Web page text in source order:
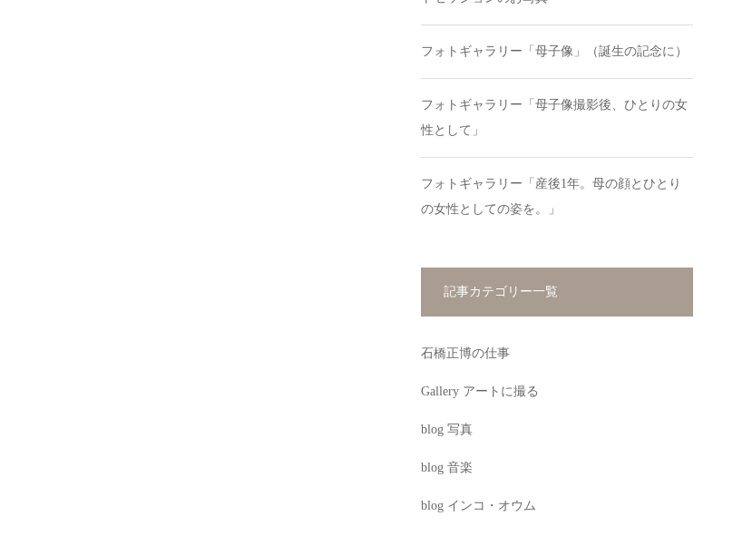
フォトギャラリー「母子像」（誕生の記念に）
フォトギャラリー「母子像撮影後、ひとりの女
性として」
フォトギャラリー「産後1年。母の顔とひとり
の女性としての姿を。」
記事カテゴリー一覧
石橋正博の仕事
Gallery アートに撮る
blog 写真
blog 音楽
blog インコ・オウム